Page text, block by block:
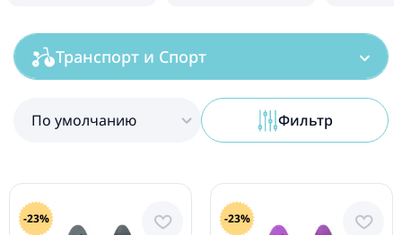
Транспорт и Спорт
По умолчанию Фильтр
-23% -23%